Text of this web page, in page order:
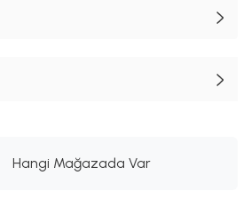
Hangi Mağazada Var